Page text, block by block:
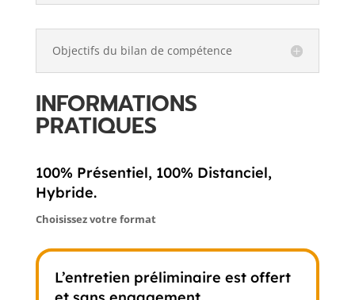
Objectifs du bilan de compétence
INFORMATIONS
PRATIQUES
100% Présentiel, 100% Distanciel,
Hybride.
Choisissez votre format
L’entretien préliminaire est offert